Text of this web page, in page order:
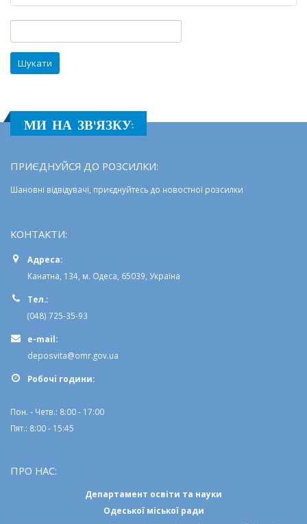
професій»
МИ НА ЗВ'ЯЗКУ:
ПРИЄДНУЙСЯ ДО РОЗСИЛКИ:
Шановні відвідувачі, приєднуйтесь до новостної розсилки
КОНТАКТИ:
Адреса:
Канатна, 134, м. Одеса, 65039, Україна
Тел.:
(048) 725-35-93
e-mail:
deposvita@omr.gov.ua
Робочi години:
Пон. - Четв.: 8:00 - 17:00
Пят.: 8:00 - 15:45
ПРО НАС:
Департамент освіти та науки
Одеської міської ради